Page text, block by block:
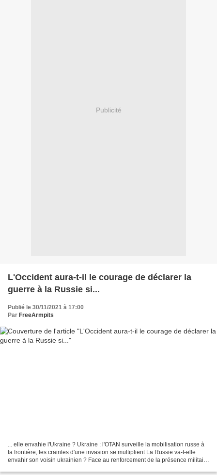
Publicité
L'Occident aura-t-il le courage de déclarer la
guerre à la Russie si...
Publié le 30/11/2021 à 17:00
Par FreeArmpits
... elle envahie l'Ukraine ? Ukraine : l'OTAN surveille la mobilisation russe à
la frontière, les craintes d'une invasion se multiplient La Russie va-t-elle
envahir son voisin ukrainien ? Face au renforcement de la présence militaire